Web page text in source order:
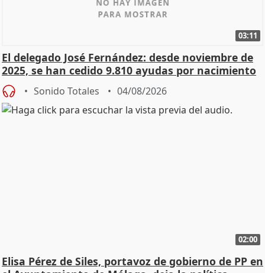
03:11
El delegado José Fernández: desde noviembre de
2025, se han cedido 9.810 ayudas por nacimiento
Sonido Totales 04/08/2026
02:00
Elisa Pérez de Siles, portavoz de gobierno de PP en